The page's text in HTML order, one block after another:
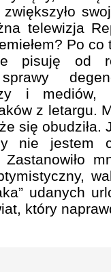
telewizja
Po co
pisuję od
i
z letargu.
się obudziła.
nie jestem
udanych
który